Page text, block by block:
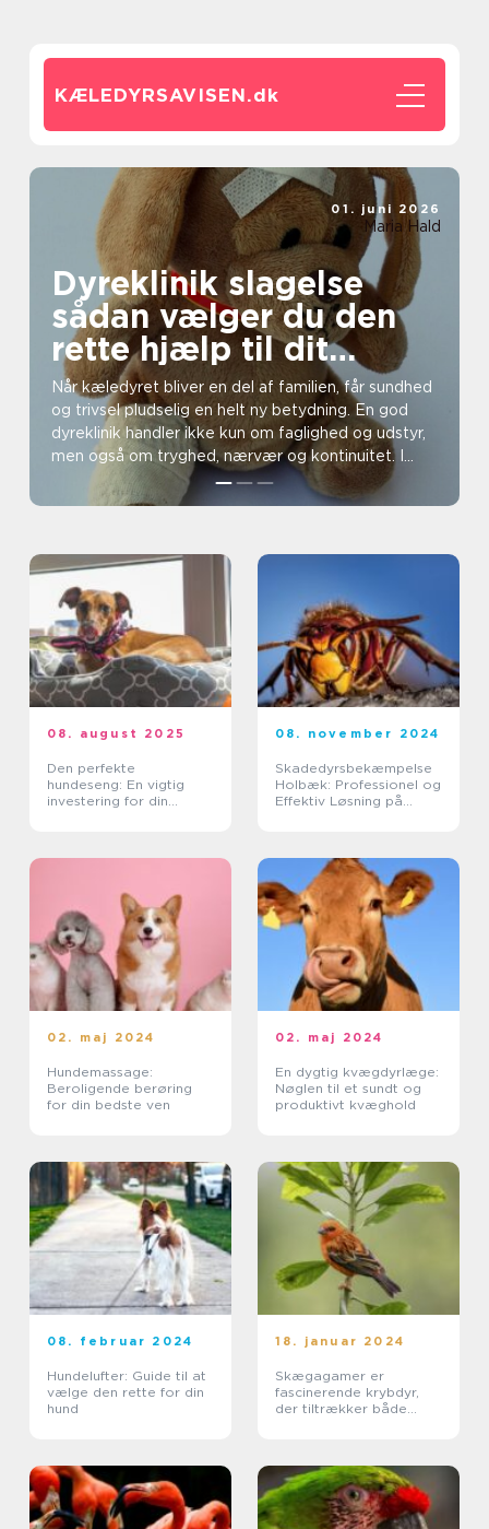
KÆLEDYRSAVISEN.dk
Dyreklinik slagelse
sådan vælger du den
rette hjælp til dit
kæledyr
Når kæledyret bliver en del af familien, får sundhed
og trivsel pludselig en helt ny betydning. En god
dyreklinik handler ikke kun om faglighed og udstyr,
men også om tryghed, nærvær og kontinuitet. I...
01. juni 2026
Maria Hald
08. august 2025
Den perfekte
hundeseng: En vigtig
investering for din
08. november 2024
Skadedyrsbekæmpelse
Holbæk: Professionel og
Effektiv Løsning på
02. maj 2024
Hundemassage:
Beroligende berøring
for din bedste ven
02. maj 2024
En dygtig kvægdyrlæge:
Nøglen til et sundt og
produktivt kvæghold
08. februar 2024
Hundelufter: Guide til at
vælge den rette for din
hund
18. januar 2024
Skægagamer er
fascinerende krybdyr,
der tiltrækker både
interessante adfærd